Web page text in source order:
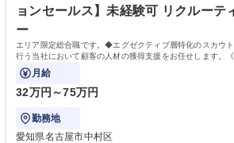
ョンセールス】未経験可 リクルーテ
ー
エリア限定総合職です。◆エグゼクティブ層特化のスカウ
行う当社において顧客の人材の獲得支援をお任せします。
まで裁量》を持って働けます。
月給
32万円～75万円
勤務地
愛知県名古屋市中村区